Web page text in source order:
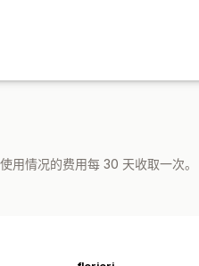
用情况的费用每 30 天收取一次。